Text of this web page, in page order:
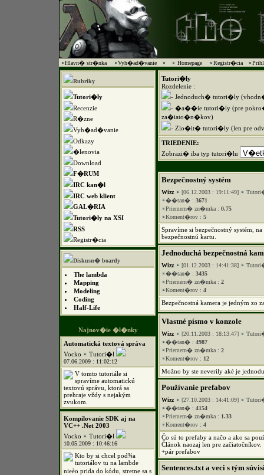
Hlavn� str�nka Vyh�ad�vanie Homepage Registr�cia
Rubriky
Tutori�ly
Recenzie
R�zne
Vyh�ad�vanie
Odkazy
�lenovia
Download
F�RUM
IRC kan�l
IRC web klient
GAL�RIA
Tutori�ly na XSI
RSS
Registr�cia
Diskusn� boardy
The lambda
Mapping
Modeling
Coding
Half-Life
Najnov�ie �l�nky
Automatická textová správa
Vocko
Tutori�l
07.06.2009 : 11:02:12
V tomto tutoriále si
spravíme automatickú
textovú správu, ktorá sa
prehraje vždy s nejakým
zvukom.
Kompilovanie SDK aj na
VC++ .Net 2003
Vocko
Tutori�l
10.05.2009 : 10:46:16
Kto by si chcel pod¾a
tutoriálov tu na lambde
nieèo prida do kódu, stretne sa s
Tutori�ly
Rozdelenie :
- Jednoduch� tutori�ly
- �a��ie tutori�ly (pre
za�iato�n�kov)
- Zlo�it� tutori�ly (len pre
TRIEDENIE:
Zobrazi� iba typ tutori�lu
Bezpečnostný systém
Wizz [06.12.2003 : 19:11:49]
��tan� : 3671
Priemern� zn�mka : 0.75
Koment�rov : 5
Spravíme si bezpečnostný systém,
bezpečnostnú kartu.
Jednoduchá bezpečnostná
Wizz [01.12.2003 : 14:41:38]
��tan� : 3435
Priemern� zn�mka : 2
Koment�rov : 4
Bezpečnostná kamera je jedným zo
Vlastné písmo v konzole
Wizz [20.11.2003 : 18:13:47]
��tan� : 4987
Priemern� zn�mka : 2
Koment�rov : 12
Možno by ste neverily aké je
Používanie prefabov
Wizz [27.10.2003 : 14:41:09]
��tan� : 4154
Priemern� zn�mka : 1.33
Koment�rov : 4
Čo sú to prefaby a načo a ako sa
Článok naozaj len pre začiatočníkov.
+pár prefabov
Sentences.txt a veci s tým